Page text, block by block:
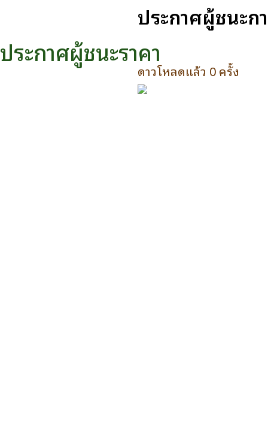
ประกาศผู้ชนะราคา
ประกาศผู้ชนะก
ดาวโหลดแล้ว 0 ครั้ง